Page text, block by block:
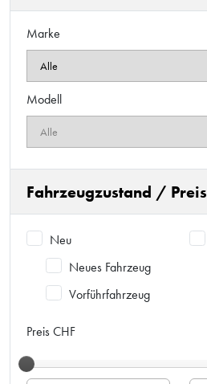
Marke
Modell
Fahrzeugzustand / Preis
Neu
Neues Fahrzeug
Vorführfahrzeug
Preis CHF